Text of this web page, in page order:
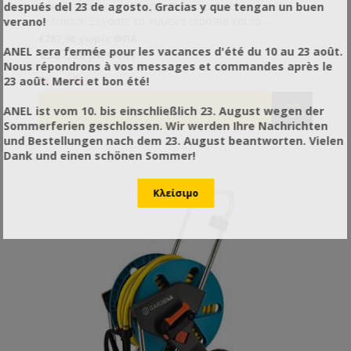
Εύκολη και γρήγορη τροφοδοσία σιροπιού στα
μελίσσια. Ξεχάστε τα χυμένα σιρόπια και το
νερού υψηλής τάσης 12 volt είναι εξοπλισμένη με
αυτόματο διακόπτη πίεσης που ανοίγει και κλείνει
αυτόματα όταν ανοίγετε και κλείνετε τη μάνικα
φωτογραφία)
Τεχνικά χαρακτηριστικά:
• Δυνατότητα άντλησης 18,5 lt/pm
• Τάση κινητήρα: 12V DC
έλεγχο ON/OFF
Το Σετ περιλαμβάνει:
• Αντλία για σιρόπι 12V
• Μάνικα Φ20
• Λάστιχο 3/4 25m
• Καρούλι για λάστιχο
€357,10 με ΦΠΑ
Σε Απόθεμα
después del 23 de agosto. Gracias y que tengan un buen
verano!
ANEL sera fermée pour les vacances d'été du 10 au 23 août.
Nous répondrons à vos messages et commandes après le
23 août. Merci et bon été!
ANEL ist vom 10. bis einschließlich 23. August wegen der
Sommerferien geschlossen. Wir werden Ihre Nachrichten
und Bestellungen nach dem 23. August beantworten. Vielen
Dank und einen schönen Sommer!